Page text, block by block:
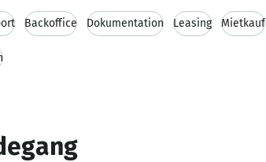
Backoffice Dokumentation Leasing Mietkauf